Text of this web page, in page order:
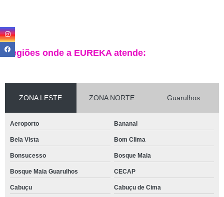
Regiões onde a EUREKA atende:
ZONA LESTE ZONA NORTE Guarulhos
Aeroporto Bananal
Bela Vista Bom Clima
Bonsucesso Bosque Maia
Bosque Maia Guarulhos CECAP
Cabuçu Cabuçu de Cima